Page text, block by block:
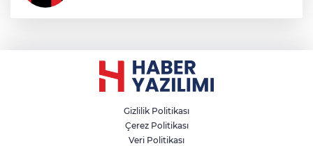
Gizlilik Politikası
Çerez Politikası
Veri Politikası